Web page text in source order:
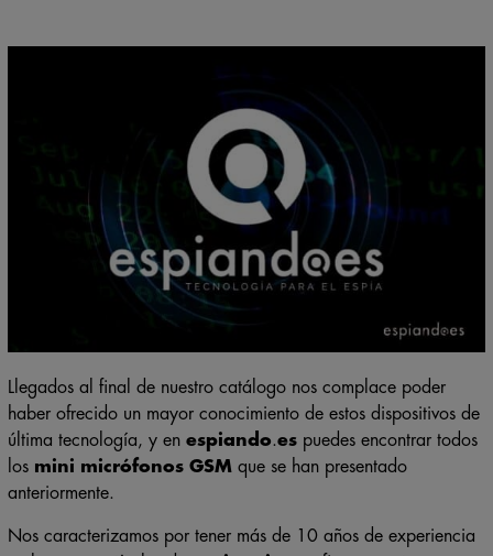
haber ofrecido un mayor conocimiento de estos dispositivos de
última tecnología, y enespiando.espuedes encontrar todos
losmini micrófonos GSMque se han presentado
anteriormente.
en lo que a artículos de espionajese refiere y contamos con